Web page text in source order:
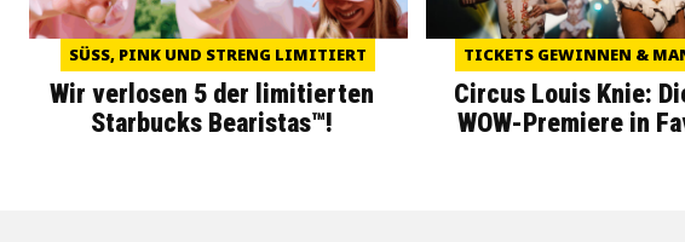
SÜSS, PINK UND STRENG LIMITIERT
Wir verlosen 5 der limitierten
Starbucks Bearistas™!
TICKETS GEWINNEN &
Circus Louis Knie:
WOW-Premiere in